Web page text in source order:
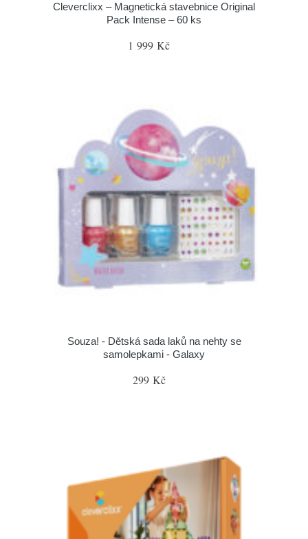
Cleverclixx – Magnetická stavebnice Original
Pack Intense – 60 ks
1 999 Kč
Souza! - Dětská sada laků na nehty se
samolepkami - Galaxy
299 Kč